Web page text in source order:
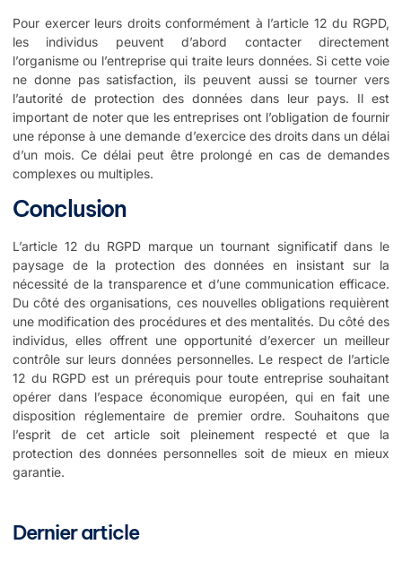
Pour exercer leurs droits conformément à l’article 12 du RGPD,
les individus peuvent d’abord contacter directement
l’organisme ou l’entreprise qui traite leurs données. Si cette voie
ne donne pas satisfaction, ils peuvent aussi se tourner vers
l’autorité de protection des données dans leur pays. Il est
important de noter que les entreprises ont l’obligation de fournir
une réponse à une demande d’exercice des droits dans un délai
d’un mois. Ce délai peut être prolongé en cas de demandes
complexes ou multiples.
Conclusion
L’article 12 du RGPD marque un tournant significatif dans le
paysage de la protection des données en insistant sur la
nécessité de la transparence et d’une communication efficace.
Du côté des organisations, ces nouvelles obligations requièrent
une modification des procédures et des mentalités. Du côté des
individus, elles offrent une opportunité d’exercer un meilleur
contrôle sur leurs données personnelles. Le respect de l’article
12 du RGPD est un prérequis pour toute entreprise souhaitant
opérer dans l’espace économique européen, qui en fait une
disposition réglementaire de premier ordre. Souhaitons que
l’esprit de cet article soit pleinement respecté et que la
protection des données personnelles soit de mieux en mieux
garantie.
Dernier article